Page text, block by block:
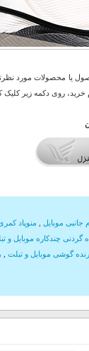
یا محصولات مورد
روی دکمه زیر کلیک
جانبی موبایل منوپاد
گردنی چندکاره موبایل و
گوشی موبایل و تبلت